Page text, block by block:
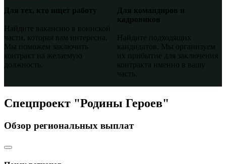
Для тех, кто ищет работу
Найдите вакансию в воинской
части, которая вам интересна.
Мы поможем заключить
контракт на желаемую
должность.
Для командиров и
кадровиков
Найдите подходящих
кандидатов. Мы организуем
их прибытие для заключения
контракта именно в вашу
часть.
Спецпроект "Родины Героев"
Обзор региональных выплат